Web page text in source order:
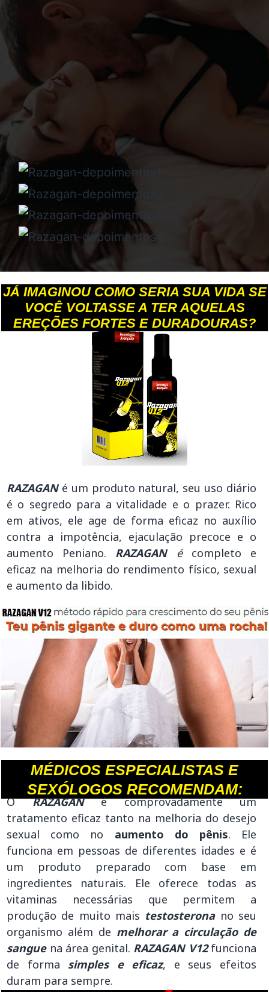
JÁ IMAGINOU COMO SERIA SUA VIDA SE
VOCÊ VOLTASSE A TER AQUELAS
EREÇÕES FORTES E DURADOURAS?
RAZAGANé um produto natural, seu uso diário
é o segredo para a vitalidade e o prazer. Rico
em ativos, ele age de forma eficaz no auxílio
contra a impotência, ejaculação precoce e o
aumento Peniano. RAZAGAN é
completo e
eficaz na melhoria do rendimento físico, sexual
e aumento da libido.
MÉDICOS ESPECIALISTAS E
SEXÓLOGOS RECOMENDAM:
ORAZAGANé comprovadamente um
tratamento eficaz tanto na melhoria do desejo
sexual como no aumento do pênis. Ele
funciona em pessoas de diferentes idades e é
um produto preparado com base em
ingredientes naturais. Ele oferece todas as
vitaminas necessárias que permitem a
produção de muito mais testosteronano seu
organismo além de melhorar a circulação de
sanguena área genital. RAZAGAN V12funciona
de forma simples e eficaz, e seus efeitos
duram para sempre.